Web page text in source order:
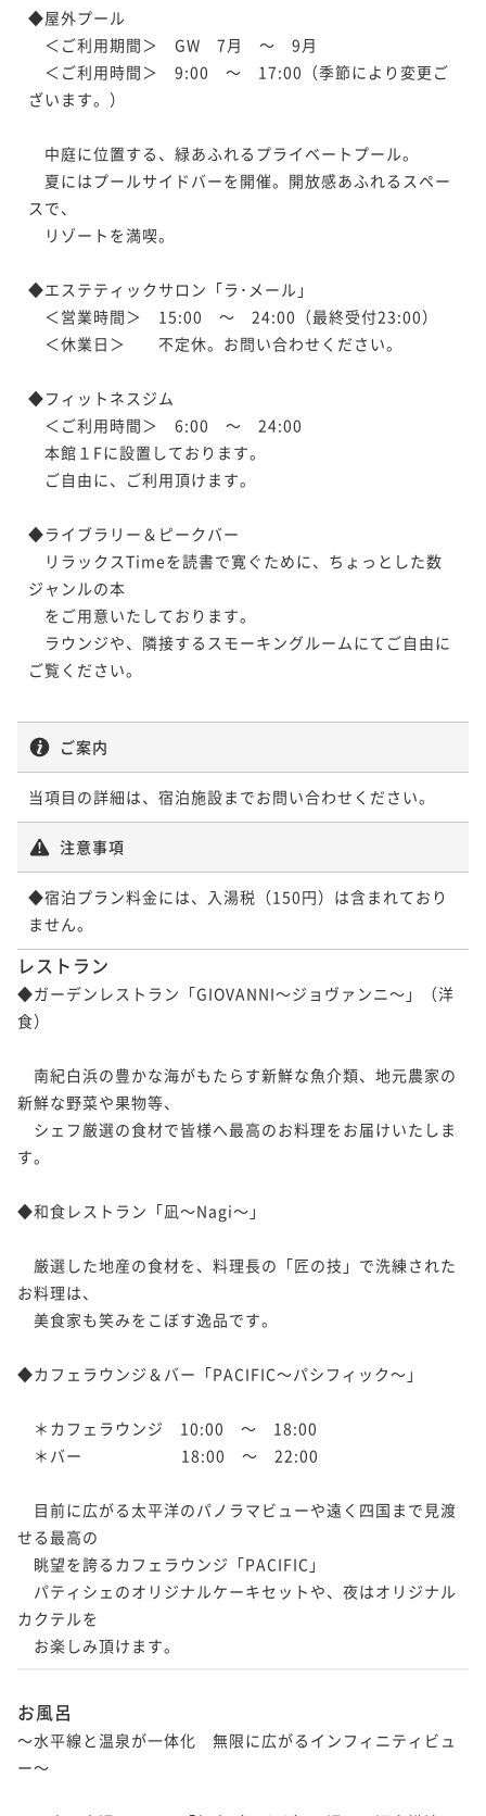
◆屋外プール
＜ご利用期間＞　GW　7月　～　9月
＜ご利用時間＞　9:00　～　17:00（季節により変更ご
ざいます。）
中庭に位置する、緑あふれるプライベートプール。
夏にはプールサイドバーを開催。開放感あふれるスペー
スで、
リゾートを満喫。
◆エステティックサロン「ラ･メール」
＜営業時間＞　15:00　～　24:00（最終受付23:00）
＜休業日＞　　不定休。お問い合わせください。
◆フィットネスジム
＜ご利用時間＞　6:00　～　24:00
本館１Fに設置しております。
ご自由に、ご利用頂けます。
◆ライブラリー＆ピークバー
リラックスTimeを読書で寛ぐために、ちょっとした数
ジャンルの本
をご用意いたしております。
ラウンジや、隣接するスモーキングルームにてご自由に
ご覧ください。
ご案内
当項目の詳細は、宿泊施設までお問い合わせください。
注意事項
◆宿泊プラン料金には、入湯税（150円）は含まれており
ません。
レストラン
◆ガーデンレストラン「GIOVANNI～ジョヴァンニ～」（洋
食）
南紀白浜の豊かな海がもたらす新鮮な魚介類、地元農家の
新鮮な野菜や果物等、
シェフ厳選の食材で皆様へ最高のお料理をお届けいたしま
す。
◆和食レストラン「凪～Nagi～」
厳選した地産の食材を、料理長の「匠の技」で洗練された
お料理は、
美食家も笑みをこぼす逸品です。
◆カフェラウンジ＆バー「PACIFIC～パシフィック～」
＊カフェラウンジ　10:00　～　18:00
＊バー　　　　　    18:00　～　22:00
目前に広がる太平洋のパノラマビューや遠く四国まで見渡
せる最高の
眺望を誇るカフェラウンジ「PACIFIC」
パティシェのオリジナルケーキセットや、夜はオリジナル
カクテルを
お楽しみ頂けます。
お風呂
～水平線と温泉が一体化　無限に広がるインフィニティビュ
ー～